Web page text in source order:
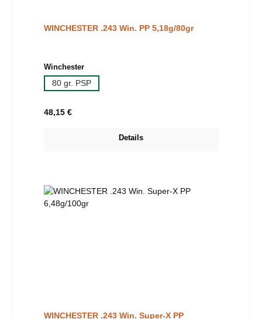
WINCHESTER .243 Win. PP 5,18g/80gr
Winchesterauswählen
80 gr. PSP
Regulärer Preis:
48,15 €
Details
WINCHESTER .243 Win. Super-X PP